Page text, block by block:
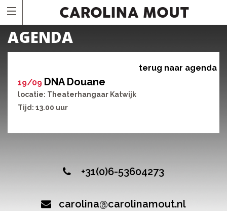
AGENDA
terug naar agenda
19/09 DNA Douane
locatie: Theaterhangaar Katwijk
Tijd: 13.00 uur
+31(0)6-53604273
carolina@carolinamout.nl